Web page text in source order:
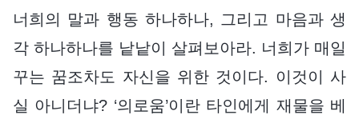
너희의 말과 행동 하나하나, 그리고 마음과 생
각 하나하나를 낱낱이 살펴보아라. 너희가 매일
꾸는 꿈조차도 자신을 위한 것이다. 이것이 사
실 아니더냐? ‘의로움’이란 타인에게 재물을 베